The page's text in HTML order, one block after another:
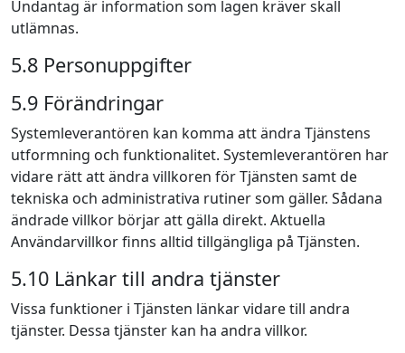
Undantag är information som lagen kräver skall
utlämnas.
5.8 Personuppgifter
5.9 Förändringar
Systemleverantören kan komma att ändra Tjänstens
utformning och funktionalitet. Systemleverantören har
vidare rätt att ändra villkoren för Tjänsten samt de
tekniska och administrativa rutiner som gäller. Sådana
ändrade villkor börjar att gälla direkt. Aktuella
Användarvillkor finns alltid tillgängliga på Tjänsten.
5.10 Länkar till andra tjänster
Vissa funktioner i Tjänsten länkar vidare till andra
tjänster. Dessa tjänster kan ha andra villkor.